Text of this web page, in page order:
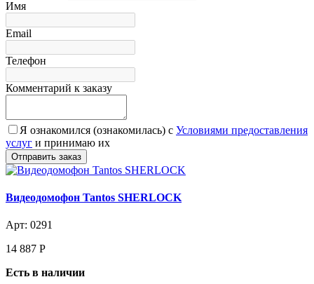
Имя
Email
Телефон
Комментарий к заказу
Я ознакомился (ознакомилась) с Условиями предоставления
услуг и принимаю их
Видеодомофон Tantos SHERLOCK
Арт: 0291
14 887 Р
Есть в наличии